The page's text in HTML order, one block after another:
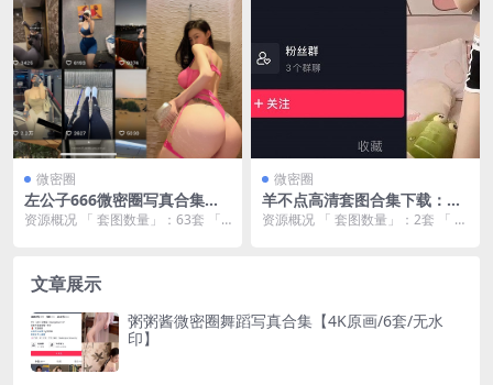
微密圈
左公子666微密圈写真合集：
健身女神翘臀图集/无水印/22
资源概况 「 套图数量」：63套 「
微密圈
羊不点高清套图合集下载：微
胖女神机车写真/4K原画资源
资源概况 「 套图数量」：2套 「 资
文章展示
粥粥酱微密圈舞蹈写真合集【4K原画/6套/无水
印】